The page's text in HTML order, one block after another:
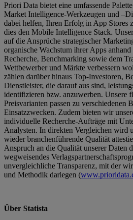
Priori Data bietet eine umfassende
Market Intelligence-Werkzeugen und
dabei helfen, Ihren Erfolg in App Stores
dies den Mobile Intelligence Stack.
auf die Ansprüche strategischer
organische Wachstum ihrer Apps
Recherche, Benchmarking sowie dem
Wettbewerber und Märkte verbessern
zählen darüber hinaus Top-Investoren,
Dienstleister, die darauf aus sind,
identifizieren bzw. anzuwerben. Unsere
Preisvarianten passen zu verschiedenen
Einsatzzwecken. Zudem bieten wir
individuelle Recherche-Aufträge mit
Analysten. In direkten Vergleichen wird
wieder branchenführende Qualität
Anspruch an die Qualität unserer Daten
wegweisendes
unvergleichliche Transparenz, mit der
und Methodik darlegen (
Über Statista